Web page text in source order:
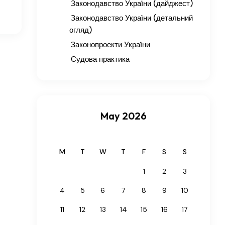
Законодавство України (дайджест)
Законодавство України (детальний
огляд)
Законопроекти України
Судова практика
May 2026
M T W T F S S
1 2 3
4 5 6 7 8 9 10
11 12 13 14 15 16 17